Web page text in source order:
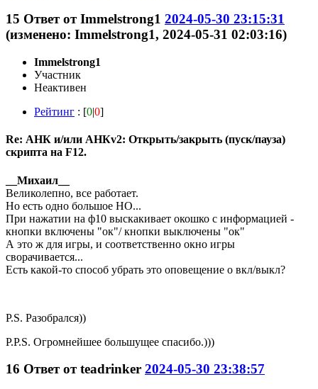
15 Ответ отImmelstrong1 2024-05-30 23:15:31
(изменено: Immelstrong1, 2024-05-31 02:03:16)
Immelstrong1
Участник
Неактивен
Рейтинг : [0|0]
Re: АНК и/или АНКv2: Открыть/закрыть (пуск/пауза)
скрипта на F12.
__Михаил__
Великолепно, все работает.
Но есть одно большое НО...
При нажатии на ф10 выскакивает окошко с информацией -
кнопки включены "ок"/ кнопки выключены "ок"
А это ж для игры, и соответственно окно игры
сворачивается...
Есть какой-то способ убрать это оповещение о вкл/выкл?
P.S. Разобрался))
P.P.S. Огромнейшее большущее спасибо.)))
16 Ответ отteadrinker 2024-05-30 23:38:57